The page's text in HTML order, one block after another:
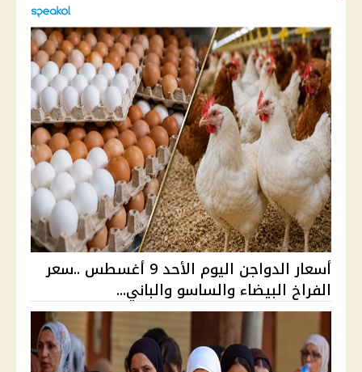
أسعار الدواجن اليوم الأحد 9 أغسطس ..سعر
الفراخ البيضاء والساسو والباني...